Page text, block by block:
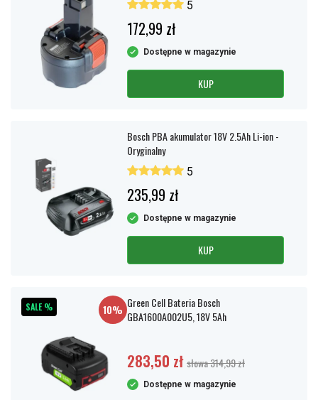
5
172,99 zł
Dostępne w magazynie
KUP
Bosch PBA akumulator 18V 2.5Ah Li-ion -
Oryginalny
5
235,99 zł
Dostępne w magazynie
KUP
SALE % 10% Green Cell Bateria Bosch
GBA1600A002U5, 18V 5Ah
283,50 zł słowa 314,99 zł
Dostępne w magazynie